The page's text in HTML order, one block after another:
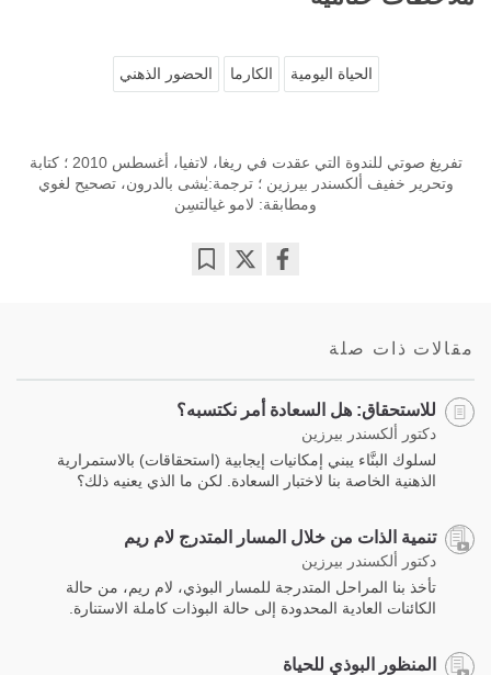
الحياة اليومية الكارما الحضور الذهني
تفريغ صوتي للندوة التي عقدت في ريغا، لاتفيا، أغسطس 2010 ؛ كتابة
وتحرير خفيف ألكسندر بيرزين ؛ ترجمة:يٰشى بالدرون، تصحيح لغوي
ومطابقة: لامو غيالتسِن
مقالات ذات صلة
للاستحقاق: هل السعادة أمر نكتسبه؟
دكتور ألكسندر بيرزين
لسلوك البنَّاء يبني إمكانيات إيجابية (استحقاقات) باﻻستمرارية
الذهنية الخاصة بنا لاختبار السعادة. لكن ما الذي يعنيه ذلك؟
تنمية الذات من خلال المسار المتدرج لام ريم
دكتور ألكسندر بيرزين
تأخذ بنا المراحل المتدرجة للمسار البوذي، لام ريم، من حالة
الكائنات العادية المحدودة إلى حالة البوذات كاملة الاستنارة.‎
المنظور البوذي للحياة